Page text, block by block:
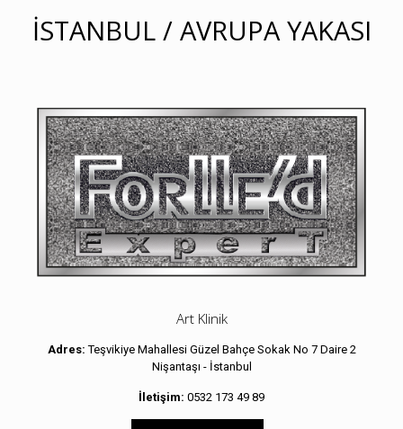
İSTANBUL / AVRUPA YAKASI
Art Klinik
Adres: Teşvikiye Mahallesi Güzel Bahçe Sokak No 7 Daire 2
Nişantaşı - İstanbul
İletişim: 0532 173 49 89